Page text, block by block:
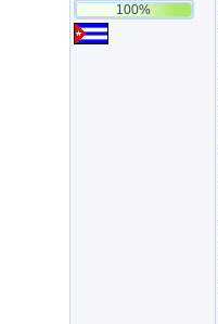
100%